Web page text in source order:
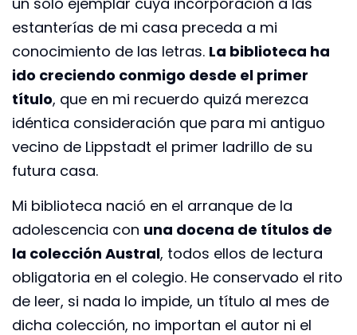
estanterías de mi casa preceda a mi
conocimiento de las letras. La biblioteca ha
ido creciendo conmigo desde el primer
título, que en mi recuerdo quizá merezca
idéntica consideración que para mi antiguo
vecino de Lippstadt el primer ladrillo de su
futura casa.
Mi biblioteca nació en el arranque de la
adolescencia con una docena de títulos de
la colección Austral, todos ellos de lectura
obligatoria en el colegio. He conservado el rito
de leer, si nada lo impide, un título al mes de
dicha colección, no importan el autor ni el